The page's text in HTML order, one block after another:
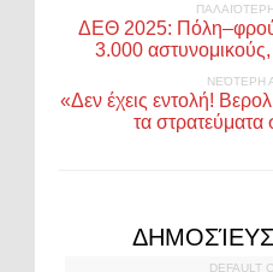
ΔΕΘ 2025:
3.000
ΝΕΌΤΕΡΗ
«Δεν έχεις εντολή!
τα
DEFAULT